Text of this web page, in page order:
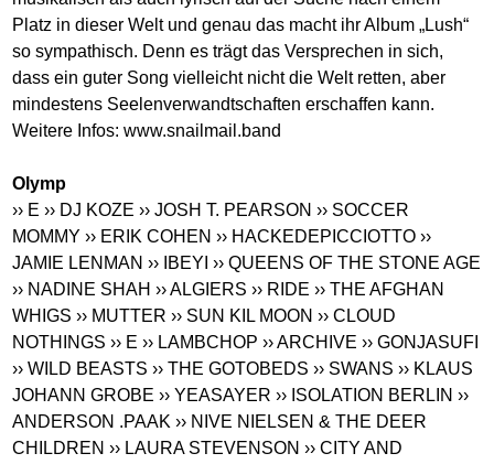
Platz in dieser Welt und genau das macht ihr Album „Lush“
so sympathisch. Denn es trägt das Versprechen in sich,
dass ein guter Song vielleicht nicht die Welt retten, aber
mindestens Seelenverwandtschaften erschaffen kann.
Weitere Infos:www.snailmail.band
Olymp
›› E ›› DJ KOZE ›› JOSH T. PEARSON ›› SOCCER
MOMMY ›› ERIK COHEN ›› HACKEDEPICCIOTTO ››
JAMIE LENMAN ›› IBEYI ›› QUEENS OF THE STONE AGE
›› NADINE SHAH ›› ALGIERS ›› RIDE ›› THE AFGHAN
WHIGS ›› MUTTER ›› SUN KIL MOON ›› CLOUD
NOTHINGS ›› E ›› LAMBCHOP ›› ARCHIVE ›› GONJASUFI
›› WILD BEASTS ›› THE GOTOBEDS ›› SWANS ›› KLAUS
JOHANN GROBE ›› YEASAYER ›› ISOLATION BERLIN ››
ANDERSON .PAAK ›› NIVE NIELSEN & THE DEER
CHILDREN ›› LAURA STEVENSON ›› CITY AND